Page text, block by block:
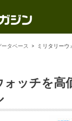
タベース ミリタリー
ォッチを高